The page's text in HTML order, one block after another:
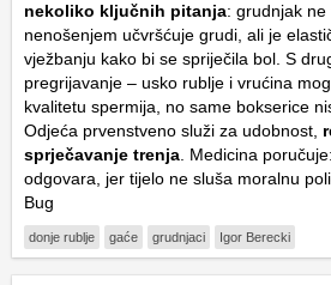
nekoliko ključnih pitanja: grudnjak
nenošenjem učvršćuje grudi, ali je
vježbanju kako bi se spriječila bol. S
pregrijavanje – usko rublje i vrućina
kvalitetu spermija, no same bokserice
Odjeća prvenstveno služi za udobnost,
sprječavanje trenja . Medicina
odgovara, jer tijelo ne sluša moralnu
Bug
donje rublje gaće grudnjaci Igor Berecki